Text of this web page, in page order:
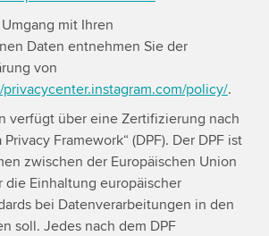
mit Ihren
Daten entnehmen Sie der
von
privacycenter.instagram.com/policy/.
verfügt über eine Zertifizierung nach
Privacy Framework“ (DPF). Der DPF ist
zwischen der Europäischen Union
die Einhaltung europäischer
bei Datenverarbeitungen in den
soll. Jedes nach dem DPF